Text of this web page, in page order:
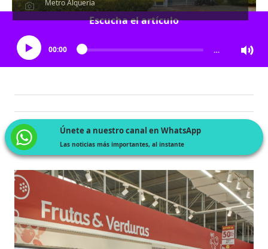
Metro Alquería
Escucha el artículo
00:00 …
Únete a nuestro canal en WhatsApp
Las noticias más importantes, al instante